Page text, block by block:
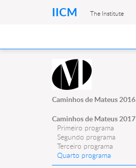
IICM The Institute
Caminhos de Mateus 2016
Caminhos de Mateus 2017
Primeiro programa
Segundo programa
Terceiro programa
Quarto programa